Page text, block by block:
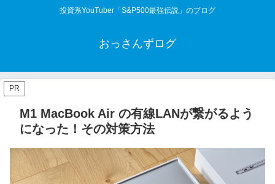
投資系YouTuber「S&P500最強伝説」のブログ
おっさんずログ
PR
M1 MacBook Air の有線LANが繋がるよう
になった！その対策方法